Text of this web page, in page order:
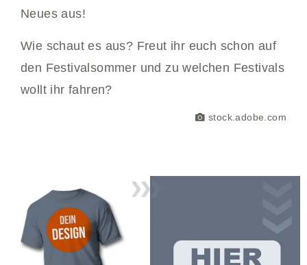
Neues aus!
Wie schaut es aus? Freut ihr euch schon auf
den Festivalsommer und zu welchen Festivals
wollt ihr fahren?
stock.adobe.com